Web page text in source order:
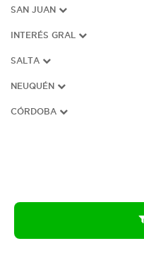
SAN JUAN
INTERÉS GRAL
SALTA
NEUQUÉN
CÓRDOBA